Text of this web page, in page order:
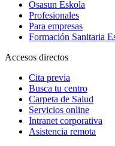
Osasun Eskola
Profesionales
Para empresas
Formación Sanitaria
Accesos directos
Cita previa
Busca tu centro
Carpeta de Salud
Servicios online
Intranet corporativa
Asistencia remota